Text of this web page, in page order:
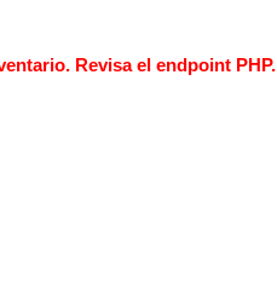
Revisa el endpoint PHP.